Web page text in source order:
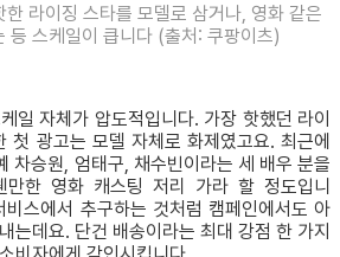
라이징 스타를 모델로 삼거나, 영화 같은
등 스케일이 큽니다 (출처: 쿠팡이츠)
일 자체가 압도적입니다. 가장 핫했던 라이
첫 광고는 모델 자체로 화제였고요. 최근에
차승원, 엄태구, 채수빈이라는 세 배우 분을
만한 영화 캐스팅 저리 가라 할 정도입니
스에서 추구하는 것처럼 캠페인에서도 아
는데요. 단건 배송이라는 최대 강점 한 가지